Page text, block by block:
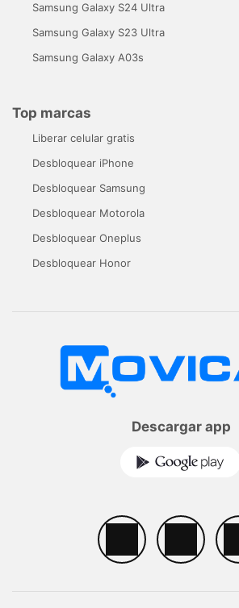
Samsung Galaxy S24 Ultra
Samsung Galaxy S23 Ultra
Samsung Galaxy A03s
Top marcas
Liberar celular gratis
Desbloquear iPhone
Desbloquear Samsung
Desbloquear Motorola
Desbloquear Oneplus
Desbloquear Honor
Descargar app